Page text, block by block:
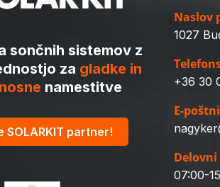
sončnih sistemov z
za gladke in
namestitve
SOLARKIT partner!
Naslov
1027
+36 30
E-
Delovni
07:00-